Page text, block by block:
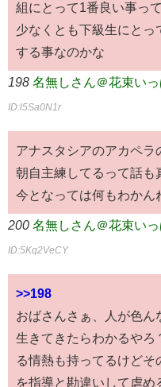
組にとって1番良い事っ
少なくとも下級生にとっ
する事なのかな
198 名無しさん＠花束いっ
ID:l5Sa0N1r
アナスタシアのアカペ
朝自主練してるって話も
今となっては何もわかん
200 名無しさん＠花束いっ
ID:5Kq2VeCY
>>198
おばさんさぁ、人が色
生きてきたらわかるやろ
る情熱も持ってるけど
を指導と勘違いして虐め